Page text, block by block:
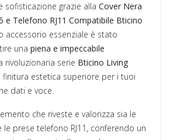
sofisticazione grazie alla Cover Nera
e Telefono RJ11 Compatibile Bticino
accessorio essenziale è stato
una piena e impeccabile
rivoluzionaria serie Bticino Living
finitura estetica superiore per i tuoi
dati e voce.
che riveste e valorizza sia le
le prese telefono RJ11, conferendo un